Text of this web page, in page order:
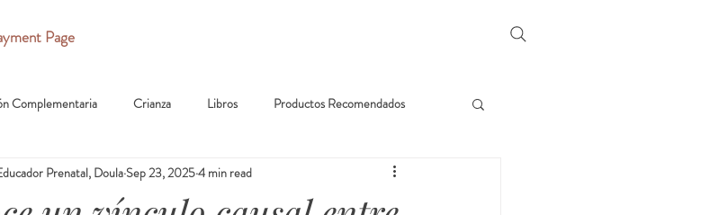
Page
Complementaria Crianza Libros Productos Recomendados
Prenatal, DoulaSep 23, 20254 min read